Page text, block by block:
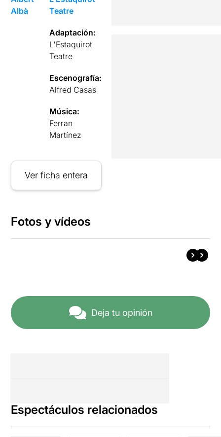
Albà
Teatre
Adaptación:
L'Estaquirot
Teatre
Escenografía:
Alfred Casas
Música:
Ferran
Martínez
Ver ficha entera
Fotos y vídeos
Deja tu opinión
Espectáculos relacionados